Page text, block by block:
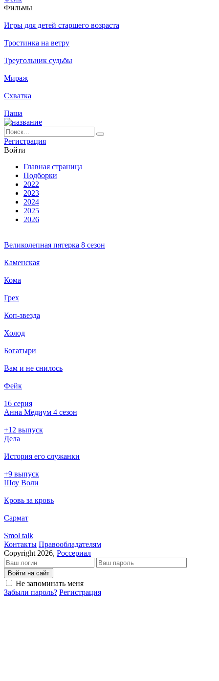
Филь­мы
Игры для детей старшего возраста
Тростинка на ветру
Треугольник судьбы
Мираж
Схватка
Паша
Ре­ги­ст­ра­ция
Вой­ти
Глав­ная стра­ни­ца
Подборки
2022
2023
2024
2025
2026
Великолепная пятерка 8 сезон
Каменская
Кома
Грех
Коп-звезда
Холод
Богатыри
Вам и не снилось
Фейк
16 серия
Анна Медиум 4 сезон
+12 выпуск
Дела
История его служанки
+9 выпуск
Шоу Воли
Кровь за кровь
Сармат
Smol talk
Кон­так­ты Пра­во­об­ла­да­те­лям
Copyright 2026, Россериал
Войти на сайт
Не запоминать меня
Забыли пароль? Регистрация